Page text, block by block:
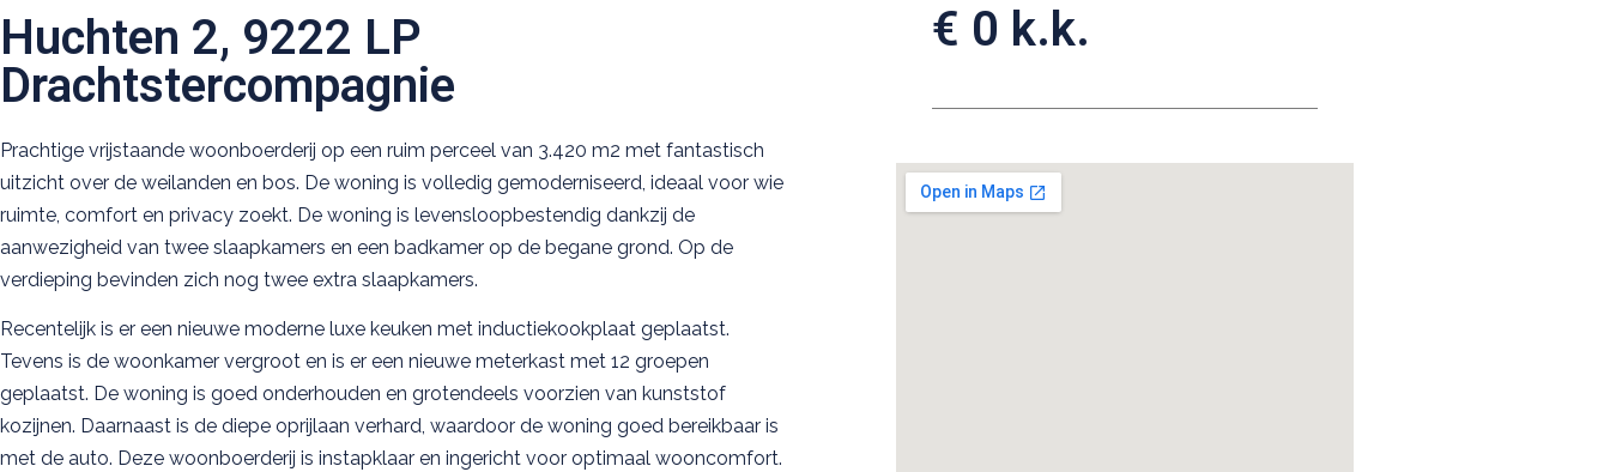
Huchten 2, 9222 LP
Drachtstercompagnie
Prachtige vrijstaande woonboerderij op een ruim perceel van 3.420 m2 met fantastisch
uitzicht over de weilanden en bos. De woning is volledig gemoderniseerd, ideaal voor wie
ruimte, comfort en privacy zoekt. De woning is levensloopbestendig dankzij de
aanwezigheid van twee slaapkamers en een badkamer op de begane grond. Op de
verdieping bevinden zich nog twee extra slaapkamers.
Recentelijk is er een nieuwe moderne luxe keuken met inductiekookplaat geplaatst.
Tevens is de woonkamer vergroot en is er een nieuwe meterkast met 12 groepen
geplaatst. De woning is goed onderhouden en grotendeels voorzien van kunststof
kozijnen. Daarnaast is de diepe oprijlaan verhard, waardoor de woning goed bereikbaar is
met de auto. Deze woonboerderij is instapklaar en ingericht voor optimaal wooncomfort.
€ 0 k.k.